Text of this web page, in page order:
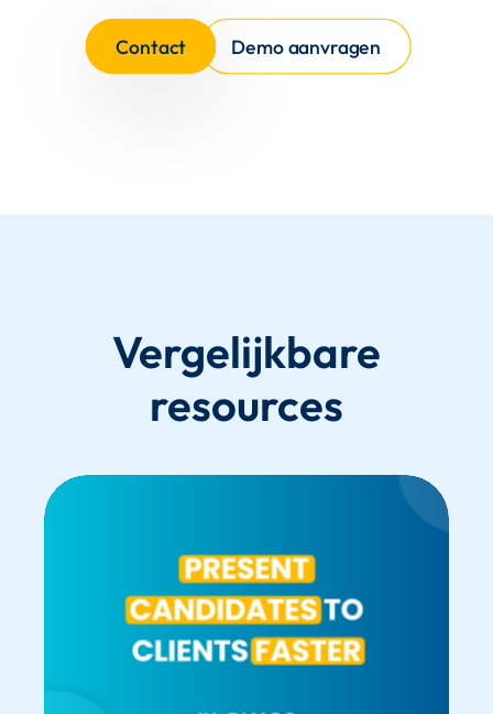
Contact Demo aanvragen
Vergelijkbare
resources